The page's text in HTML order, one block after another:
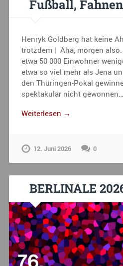
Fußball,
Henryk Goldberg hat keine
trotzdem | Aha, morgen
etwa 50 000 Einwohner
etwa so viel mehr als Jena
den Thüringen-Pokal
spektakulär nicht gewonnen…
Weiterlesen →
12. Juni 2026 0
BERLINALE